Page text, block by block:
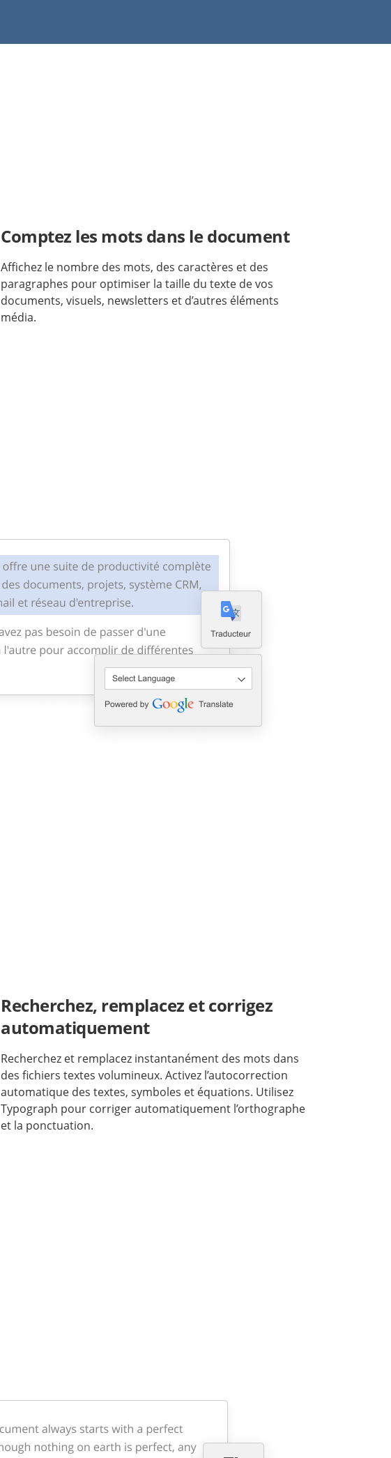
Comptez les mots dans le document
Affichez le nombre des mots, des caractères et des
paragraphes pour optimiser la taille du texte de vos
documents, visuels, newsletters et d’autres éléments
média.
Recherchez, remplacez et corrigez
automatiquement
Recherchez et remplacez instantanément des mots dans
des fichiers textes volumineux. Activez l’autocorrection
automatique des textes, symboles et équations. Utilisez
Typograph pour corriger automatiquement l’orthographe
et la ponctuation.